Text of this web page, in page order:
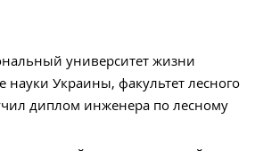
университет жизни
науки Украины, факультет лесного
диплом инженера по лесному